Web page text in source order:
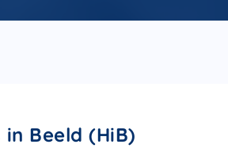
Beeld (HiB)